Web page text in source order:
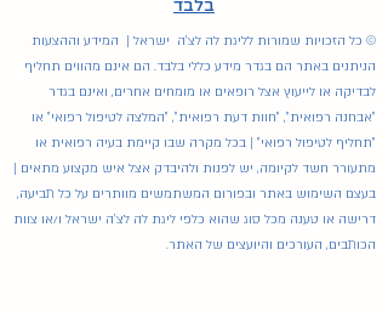
בלבד
© כל הזכויות שמורות לליגת לה לצ'ה ישראל | המידע וההצעות
הניתנים באתר הם בגדר מידע כללי בלבד. הם אינם מהווים תחליף
לבדיקה או לייעוץ אצל רופאים או מומחים אחרים, ואינם בגדר
"אבחנה רפואית", "חוות דעת רפואית", "המלצה לטיפול רפואי" או
"תחליף לטיפול רפואי" | בכל מקרה שבו קיימת בעיה רפואית או
מתעורר חשד לקיומה, יש לפנות ולהיבדק אצל איש מקצוע מתאים |
בעצם השימוש באתר ובפורום המשתמשים מוותרים על כל תביעה,
דרישה או טענה מכל סוג שהוא כלפי ליגת לה לצ'ה ישראל ו/או צוות
הכותבים, העורכים והיועצים של האתר.